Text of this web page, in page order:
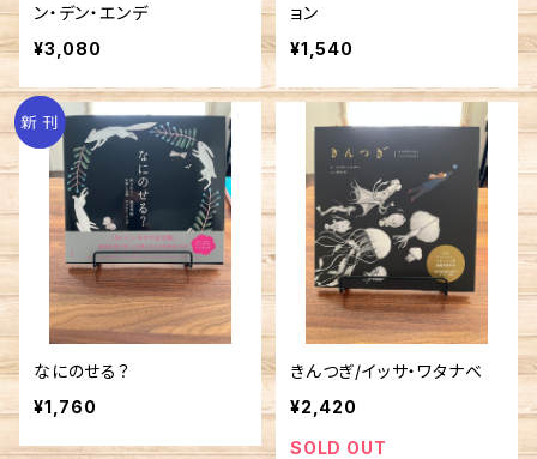
ン・デン・エンデ
¥3,080
ョン
¥1,540
なにのせる？
¥1,760
きんつぎ/イッサ・ワタナベ
¥2,420
SOLD OUT